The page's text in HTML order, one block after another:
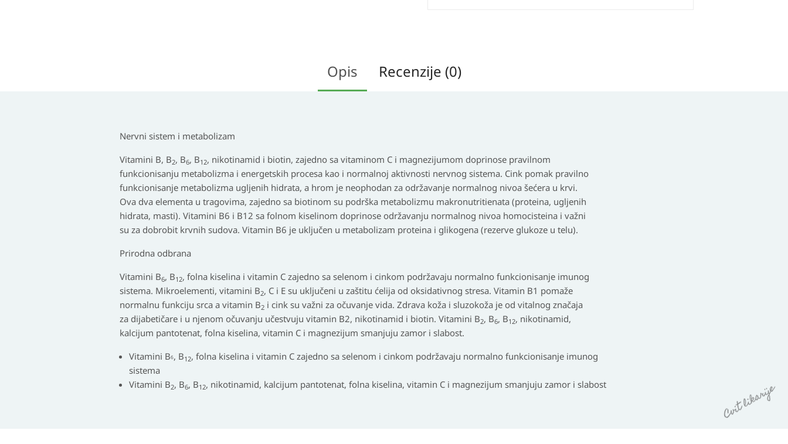
Opis Recenzije (0)
Nervni sistem i metabolizam
Vitamini B, B2, B6, B12, nikotinamid i biotin, zajedno sa vitaminom C i magnezijumom doprinose pravilnom
funkcionisanju metabolizma i energetskih procesa kao i normalnoj aktivnosti nervnog sistema. Cink pomak pravilno
funkcionisanje metabolizma ugljenih hidrata, a hrom je neophodan za održavanje normalnog nivoa šećera u krvi.
Ova dva elementa u tragovima, zajedno sa biotinom su podrška metabolizmu makronutritienata (proteina, ugljenih
hidrata, masti). Vitamini B6 i B12 sa folnom kiselinom doprinose održavanju normalnog nivoa homocisteina i važni
su za dobrobit krvnih sudova. Vitamin B6 je uključen u metabolizam proteina i glikogena (rezerve glukoze u telu).
Prirodna odbrana
Vitamini B6, B12, folna kiselina i vitamin C zajedno sa selenom i cinkom podržavaju normalno funkcionisanje imunog
sistema. Mikroelementi, vitamini B2, C i E su uključeni u zaštitu ćelija od oksidativnog stresa. Vitamin B1 pomaže
normalnu funkciju srca a vitamin B2 i cink su važni za očuvanje vida. Zdrava koža i sluzokoža je od vitalnog značaja
za dijabetičare i u njenom očuvanju učestvuju vitamin B2, nikotinamid i biotin. Vitamini B2, B6, B12, nikotinamid,
kalcijum pantotenat, folna kiselina, vitamin C i magnezijum smanjuju zamor i slabost.
Vitamini B6, B12, folna kiselina i vitamin C zajedno sa selenom i cinkom podržavaju normalno funkcionisanje imunog
sistema
Vitamini B2, B6, B12, nikotinamid, kalcijum pantotenat, folna kiselina, vitamin C i magnezijum smanjuju zamor i slabost